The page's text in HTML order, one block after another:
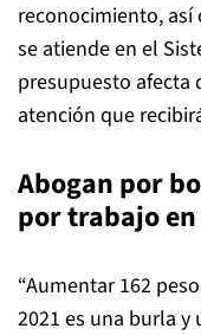
reconocimiento,
se atiende en el
presupuesto afecta
atención que
Abogan por
por trabajo
“Aumentar 162
2021 es una burla